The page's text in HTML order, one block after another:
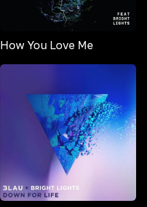
How You Love Me